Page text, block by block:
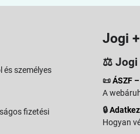
személyes
fizetési
Jogi
⚖️ Jogi
📜ÁSZF
A
🔒
Hogyan